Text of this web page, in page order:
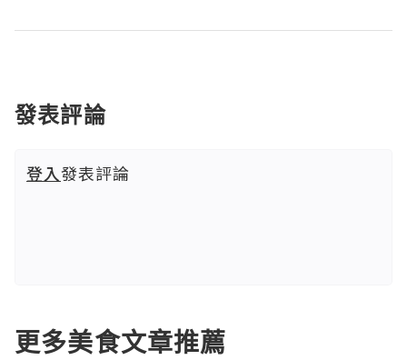
發表評論
登入發表評論
更多美食文章推薦